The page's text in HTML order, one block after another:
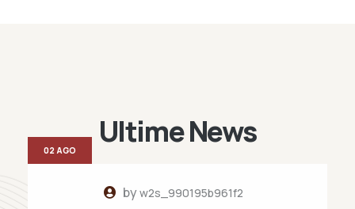
Ultime News
byw2s_990195b961f2
02 AGO